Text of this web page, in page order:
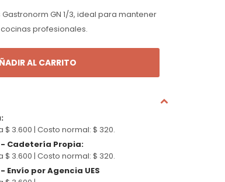
GN 1/3, ideal para mantener
profesionales.
AL CARRITO
:
$ 3.600 | Costo normal: $ 320.
Cadetería Propia:
$ 3.600 | Costo normal: $ 320.
por Agencia UES